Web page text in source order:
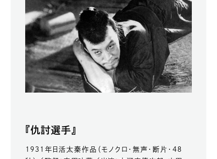
『仇討選手』
1931年日活太秦作品（モノクロ・無声・断片・48